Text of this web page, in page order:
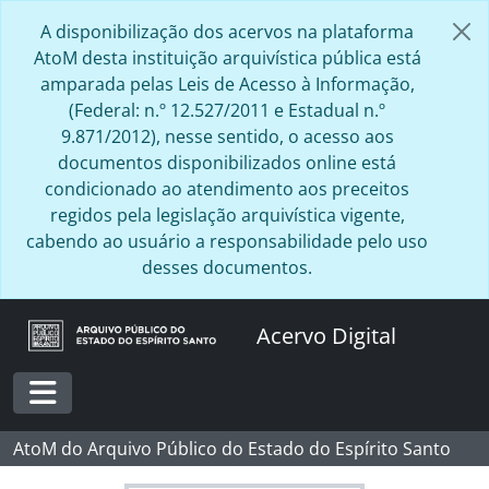
A disponibilização dos acervos na plataforma
AtoM desta instituição arquivística pública está
amparada pelas Leis de Acesso à Informação,
(Federal: n.º 12.527/2011 e Estadual n.º
9.871/2012), nesse sentido, o acesso aos
documentos disponibilizados online está
condicionado ao atendimento aos preceitos
regidos pela legislação arquivística vigente,
cabendo ao usuário a responsabilidade pelo uso
desses documentos.
Acervo Digital
Toggle navigation
AtoM do Arquivo Público do Estado do Espírito Santo